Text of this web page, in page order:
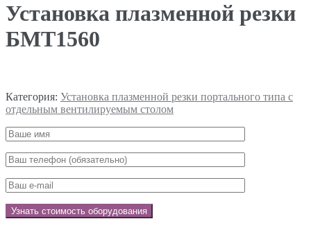
Установка плазменной резки
БМТ1560
Категория: Установка плазменной резки портального типа с
отдельным вентилируемым столом